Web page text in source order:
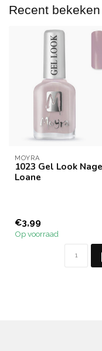
Recent bekeken
MOYRA
1023 Gel Look
Loane
€3,99
Op voorraad